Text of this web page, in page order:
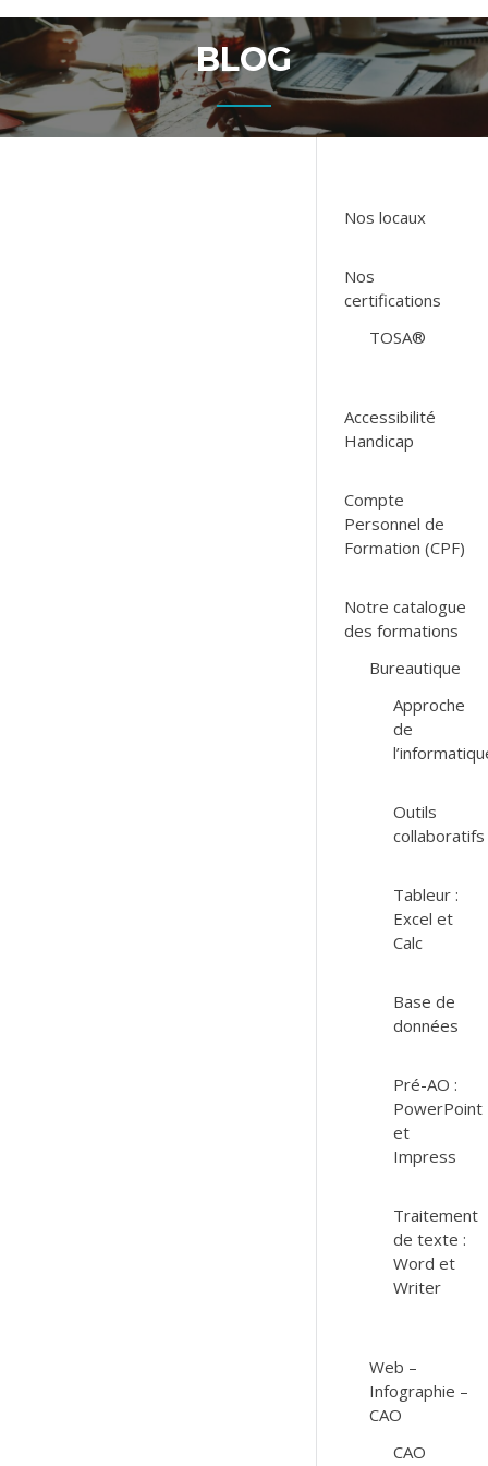
BLOG
Nos locaux
Nos
certifications
TOSA®
Accessibilité
Handicap
Compte
Personnel de
Formation (CPF)
Notre catalogue
des formations
Bureautique
Approche
de
Outils
collaboratifs
Tableur :
Excel et
Calc
Base de
données
Pré-AO :
PowerPoint
et
Impress
Traitement
de texte :
Word et
Writer
Web –
Infographie –
CAO
CAO